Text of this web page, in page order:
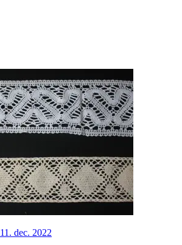
11. dec. 2022